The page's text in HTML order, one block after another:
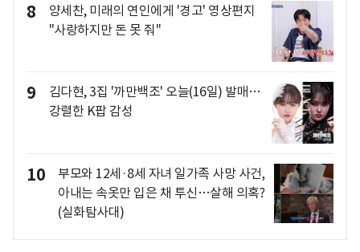
8
양세찬, 미래의 연인에게 '경고' 영상편지
"사랑하지만 돈 못 줘"
9
김다현, 3집 '까만백조' 오늘(16일) 발매…
강렬한 K팝 감성
10
부모와 12세·8세 자녀 일가족 사망 사건,
아내는 속옷만 입은 채 투신…살해 의혹?
(실화탐사대)